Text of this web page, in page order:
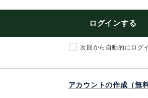
ログインする
次回から自動的にログ
アカウントの作成（無料